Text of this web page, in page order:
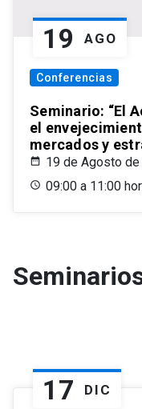
19 AGO
Conferencias
Seminario: “El
el
mercados y
19 de Agosto
09:00 a 11:00
17 DIC